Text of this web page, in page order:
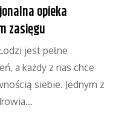
opieka
zasięgu
jest pełne
a każdy z nas chce
siebie. Jednym z